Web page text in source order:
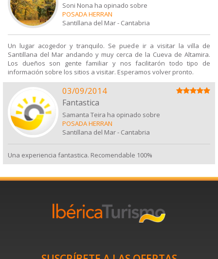
Soni Nona ha opinado sobre
POSADA HERRAN
Santillana del Mar- Cantabria
Un lugar acogedor y tranquilo. Se puede ir a visitar la villa de
Santillana del Mar andando y muy cerca de la Cueva de Altamira.
Los dueños son gente familiar y nos facilitarón todo tipo de
información sobre los sitios a visitar. Esperamos volver pronto.
03/09/2014
Fantastica
Samanta Teira ha opinado sobre
POSADA HERRAN
Santillana del Mar- Cantabria
Una experiencia fantastica. Recomendable 100%